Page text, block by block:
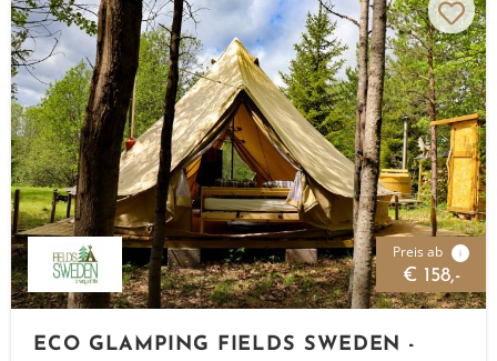
Preis ab i
€ 158,-
ECO GLAMPING FIELDS SWEDEN -